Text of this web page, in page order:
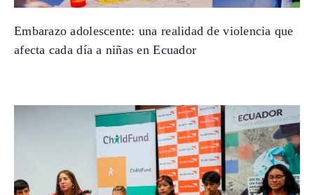
Embarazo adolescente: una realidad de violencia que
afecta cada día a niñas en Ecuador